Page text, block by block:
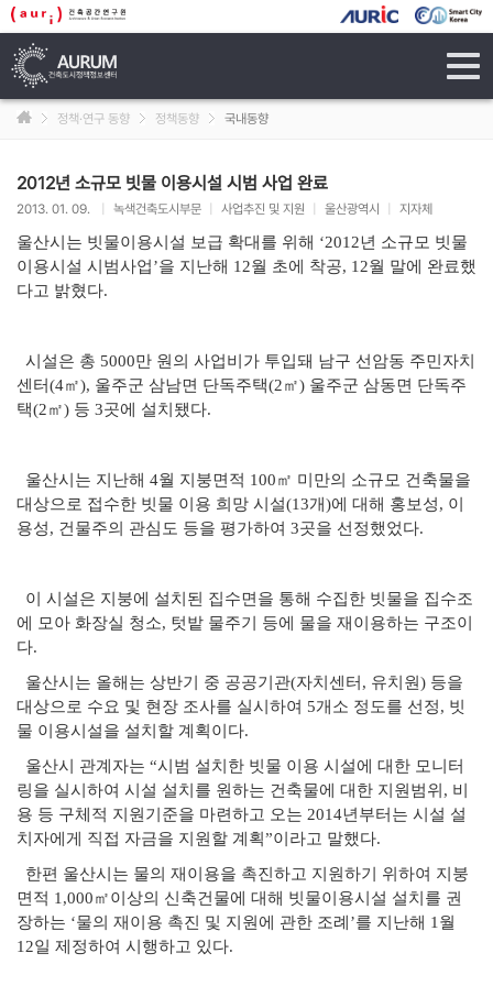
정책·연구 동향 정책동향 국내동향
2012년 소규모 빗물 이용시설 시범 사업 완료
2013. 01. 09. 녹색건축도시부문 사업추진 및 지원 울산광역시 지자체
울산시는 빗물이용시설 보급 확대를 위해 ‘2012년 소규모 빗물
이용시설 시범사업’을 지난해 12월 초에 착공, 12월 말에 완료했
다고 밝혔다.
시설은 총 5000만 원의 사업비가 투입돼 남구 선암동 주민자치
센터(4㎡), 울주군 삼남면 단독주택(2㎡) 울주군 삼동면 단독주
택(2㎡) 등 3곳에 설치됐다.
울산시는 지난해 4월 지붕면적 100㎡ 미만의 소규모 건축물을
대상으로 접수한 빗물 이용 희망 시설(13개)에 대해 홍보성, 이
용성, 건물주의 관심도 등을 평가하여 3곳을 선정했었다.
이 시설은 지붕에 설치된 집수면을 통해 수집한 빗물을 집수조
에 모아 화장실 청소, 텃밭 물주기 등에 물을 재이용하는 구조이
다.
울산시는 올해는 상반기 중 공공기관(자치센터, 유치원) 등을
대상으로 수요 및 현장 조사를 실시하여 5개소 정도를 선정, 빗
물 이용시설을 설치할 계획이다.
울산시 관계자는 “시범 설치한 빗물 이용 시설에 대한 모니터
링을 실시하여 시설 설치를 원하는 건축물에 대한 지원범위, 비
용 등 구체적 지원기준을 마련하고 오는 2014년부터는 시설 설
치자에게 직접 자금을 지원할 계획”이라고 말했다.
한편 울산시는 물의 재이용을 촉진하고 지원하기 위하여 지붕
면적 1,000㎡이상의 신축건물에 대해 빗물이용시설 설치를 권
장하는 ‘물의 재이용 촉진 및 지원에 관한 조례’를 지난해 1월
12일 제정하여 시행하고 있다.